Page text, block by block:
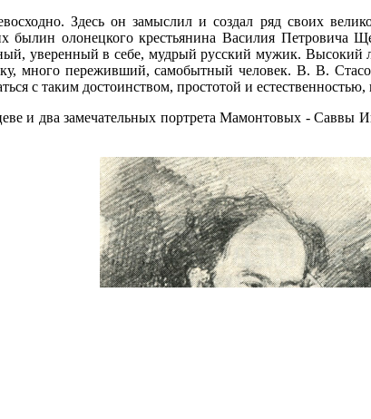
Здесь он замыслил и создал ряд своих
былин олонецкого крестьянина Василия
уверенный в себе, мудрый русский мужик. Высокий
много переживший, самобытный человек. В. В.
с таким достоинством, простотой и
и два замечательных портрета Мамонтовых - Саввы